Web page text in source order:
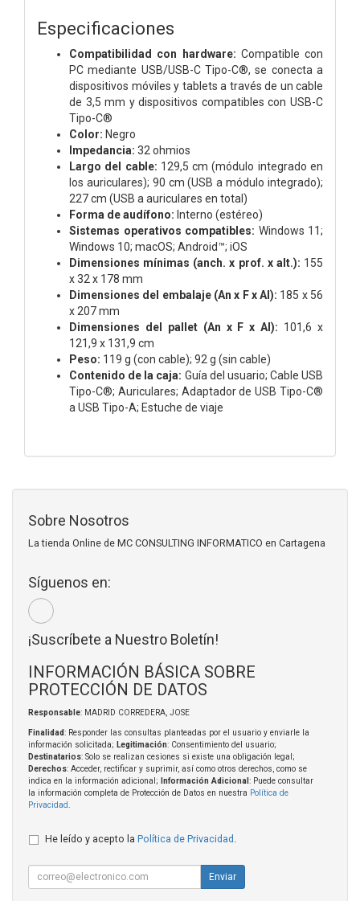
Especificaciones
Compatibilidad con hardware: Compatible con
PC mediante USB/USB-C Tipo-C®, se conecta a
dispositivos móviles y tablets a través de un cable
de 3,5 mm y dispositivos compatibles con USB-C
Tipo-C®
Color: Negro
Impedancia: 32 ohmios
Largo del cable: 129,5 cm (módulo integrado en
los auriculares); 90 cm (USB a módulo integrado);
227 cm (USB a auriculares en total)
Forma de audífono: Interno (estéreo)
Sistemas operativos compatibles: Windows 11;
Windows 10; macOS; Android™; iOS
Dimensiones mínimas (anch. x prof. x alt.): 155
x 32 x 178 mm
Dimensiones del embalaje (An x F x Al): 185 x 56
x 207 mm
Dimensiones del pallet (An x F x Al): 101,6 x
121,9 x 131,9 cm
Peso: 119 g (con cable); 92 g (sin cable)
Contenido de la caja: Guía del usuario; Cable USB
Tipo-C®; Auriculares; Adaptador de USB Tipo-C®
a USB Tipo-A; Estuche de viaje
Sobre Nosotros
La tienda Online de MC CONSULTING INFORMATICO en Cartagena
Síguenos en:
¡Suscríbete a Nuestro Boletín!
INFORMACIÓN BÁSICA SOBRE
PROTECCIÓN DE DATOS
Responsable: MADRID CORREDERA, JOSE
Finalidad: Responder las consultas planteadas por el usuario y enviarle la
información solicitada; Legitimación: Consentimiento del usuario;
Destinatarios: Solo se realizan cesiones si existe una obligación legal;
Derechos: Acceder, rectificar y suprimir, así como otros derechos, como se
indica en la información adicional;
Información Adicional : Puede consultar
la información completa de Protección de Datos en nuestra Política de
Privacidad
He leído y acepto la Política de Privacidad
Enviar